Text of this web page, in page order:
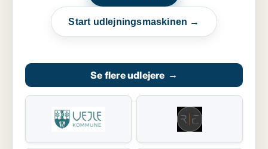
Start udlejningsmaskinen →
Se flere udlejere →